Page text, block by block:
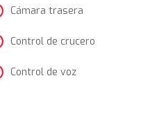
Cámara trasera
Control de crucero
Control de voz